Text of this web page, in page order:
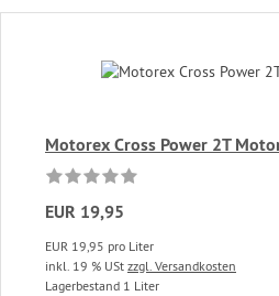
Motorex Cross Power 2T
EUR 19,95
EUR 19,95 pro Liter
inkl. 19 % USt zzgl. Versandkosten
Lagerbestand 1 Liter